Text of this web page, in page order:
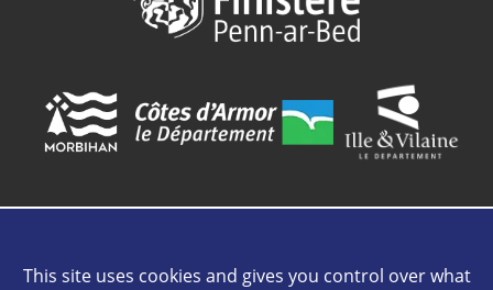
Contact Plan de site Mentions légales Cookies Crédits
This site uses cookies and gives you control over what